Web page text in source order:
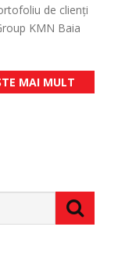
de clienți
KMN Baia
MAI MULT